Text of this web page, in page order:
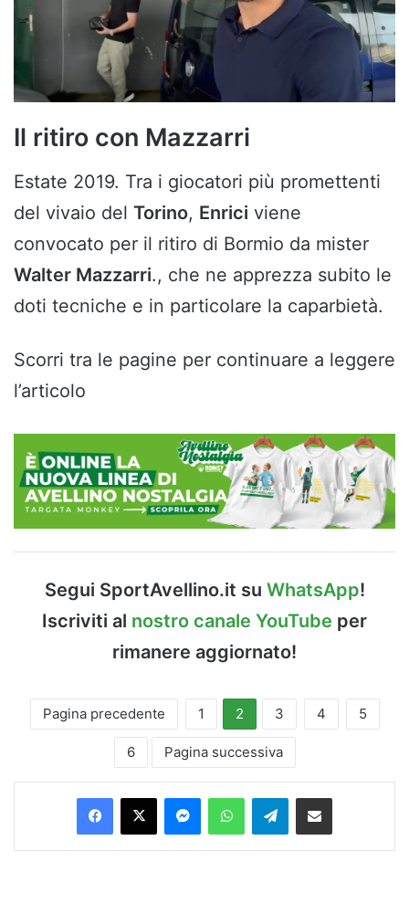
Il ritiro con Mazzarri
Estate 2019. Tra i giocatori più promettenti
del vivaio del Torino, Enrici viene
convocato per il ritiro di Bormio da mister
Walter Mazzarri., che ne apprezza subito le
doti tecniche e in particolare la caparbietà.
Scorri tra le pagine per continuare a leggere
l’articolo
Segui SportAvellino.it su WhatsApp!
Iscriviti al nostro canale YouTube per
rimanere aggiornato!
Pagina precedente 1 2 3 4 5
6 Pagina successiva
Facebook
X MessengerWhatsAppTelegramCondividi via Email